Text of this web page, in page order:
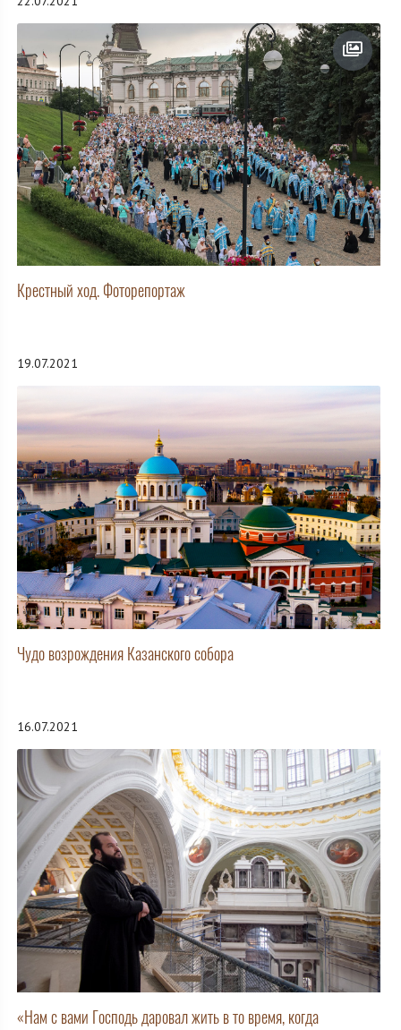
Крестный ход. Фоторепортаж
19.07.2021
Чудо возрождения Казанского собора
16.07.2021
«Нам с вами Господь даровал жить в то время, когда